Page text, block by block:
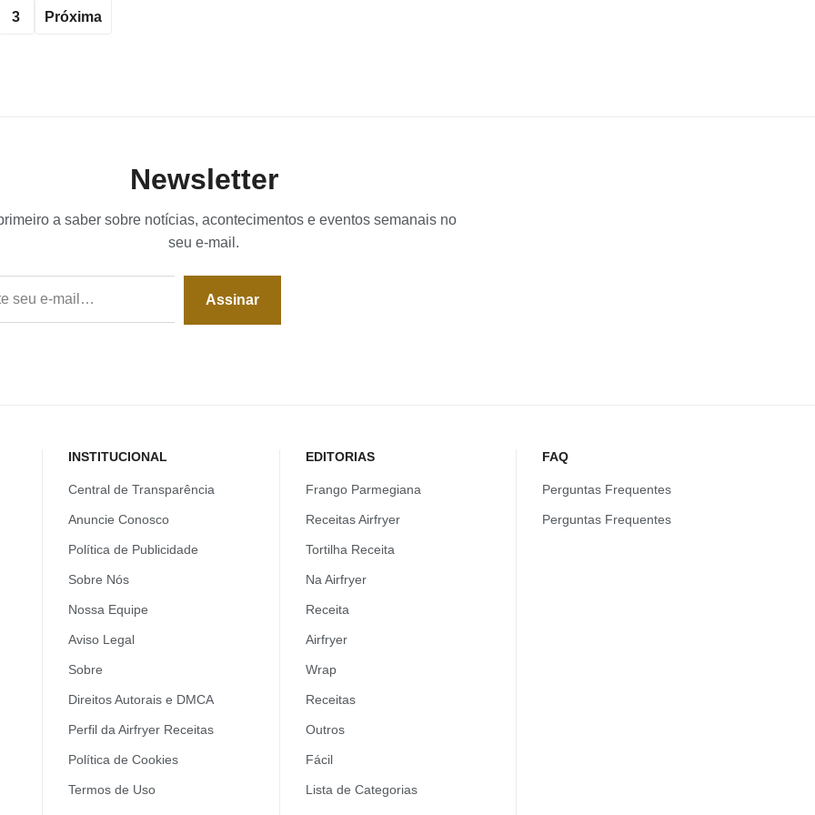
3 Próxima
Newsletter
a saber sobre notícias, acontecimentos e eventos semanais no
seu e-mail.
Assinar
INSTITUCIONAL
Central de Transparência
Anuncie Conosco
Política de Publicidade
Sobre Nós
Nossa Equipe
Aviso Legal
Sobre
Direitos Autorais e DMCA
Perfil da Airfryer Receitas
Política de Cookies
Termos de Uso
EDITORIAS
Frango Parmegiana
Receitas Airfryer
Tortilha Receita
Na Airfryer
Receita
Airfryer
Wrap
Receitas
Outros
Fácil
Lista de Categorias
FAQ
Perguntas Frequentes
Perguntas Frequentes